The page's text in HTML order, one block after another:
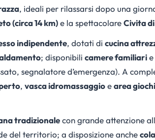
, ideali per rilassarsi dopo una
(circa 14 km)e la spettacolareCivita
indipendente, dotati di cucina
; disponibili camere familiarie
segnalatore d’emergenza). A
, vasca idromassaggioearea
tradizionalecon grande attenzione
del territorio; a disposizione anche